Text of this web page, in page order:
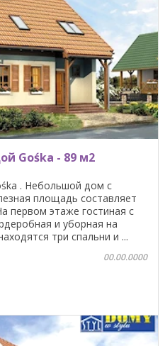
Gośka - 89 м2
. Небольшой дом с
площадь составляет
первом этаже гостиная с
и уборная на
три спальни и ...
00.00.0000